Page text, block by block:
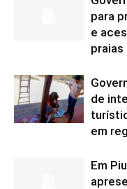
para
e
praias
de
em
Em